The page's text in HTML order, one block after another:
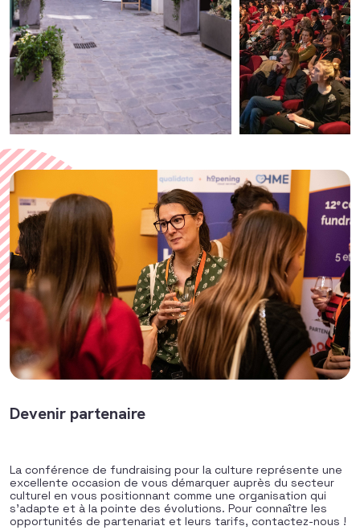
Devenir partenaire
La conférence de fundraising pour la culture représente une
excellente occasion de vous démarquer auprès du secteur
culturel en vous positionnant comme une organisation qui
s’adapte et à la pointe des évolutions. Pour connaître les
opportunités de partenariat et leurs tarifs, contactez-nous !